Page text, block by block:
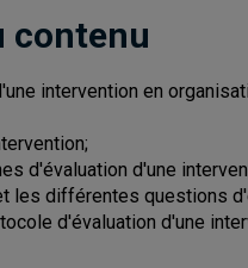
contenu
intervention en
d'évaluation d'une
les différentes questions
d'évaluation d'une